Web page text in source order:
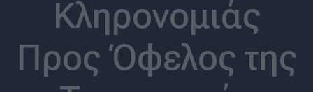
Κληρονομιάς
Προς Όφελος της